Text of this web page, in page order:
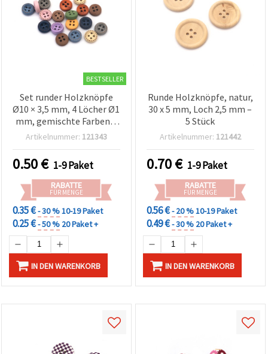
BESTSELLER
Set runder Holzknöpfe
Ø10 × 3,5 mm, 4 Löcher Ø1
mm, gemischte Farben –
20 Stk., für Näharbeiten,
Scrapbooking & DIY-
Bastelprojekte
Artikelnummer: 121343
0.50€ 1-9 Paket
RABATTE
FÜR MENGE
0.35 €- 30 %10-19 Paket
0.25 €- 50 % 20 Paket +
IN DEN WARENKORB
Runde Holzknöpfe, natur,
30 x 5 mm, Loch 2,5 mm –
5 Stück
Artikelnummer: 121442
0.70€ 1-9 Paket
RABATTE
FÜR MENGE
0.56 €- 20 %10-19 Paket
0.49 €- 30 % 20 Paket +
IN DEN WARENKORB